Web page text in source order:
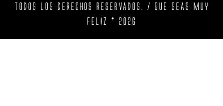
TODOS LOS DERECHOS RESERVADOS. / QUE SEAS MUY
FELIZ © 2026